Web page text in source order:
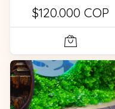
$120.000 COP